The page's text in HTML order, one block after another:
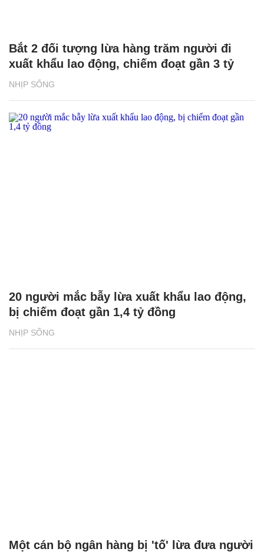
NHỊP SỐNG
Bắt 2 đối tượng lừa hàng trăm người đi
xuất khẩu lao động, chiếm đoạt gần 3 tỷ
NHỊP SỐNG
20 người mắc bẫy lừa xuất khẩu lao động,
bị chiếm đoạt gần 1,4 tỷ đồng
Một cán bộ ngân hàng bị 'tố' lừa đưa người